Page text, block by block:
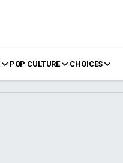
POP CULTURE CHOICES